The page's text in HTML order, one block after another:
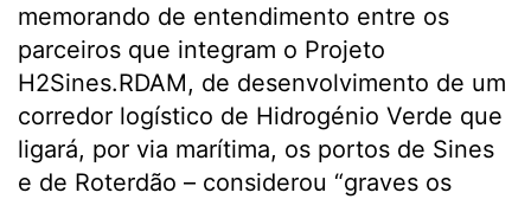
memorando de entendimento entre os
parceiros que integram o Projeto
H2Sines.RDAM, de desenvolvimento de um
corredor logístico de Hidrogénio Verde que
ligará, por via marítima, os portos de Sines
e de Roterdão – considerou “graves os